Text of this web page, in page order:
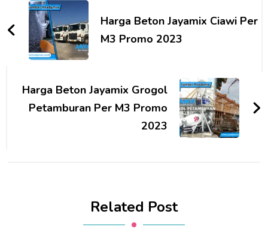
NavigationHarga Beton Jayamix Ciawi Per
M3 Promo 2023
Harga Beton Jayamix Grogol
Petamburan Per M3 Promo
2023
Related Post